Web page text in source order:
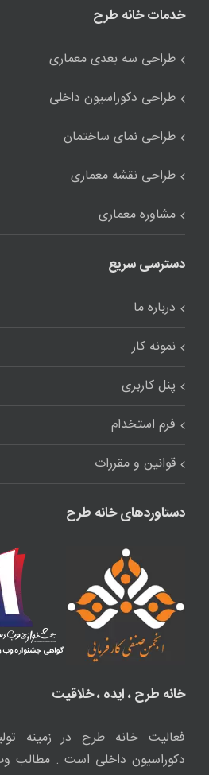
خدمات خانه طرح
طراحی سه بعدی معماری
طراحی دکوراسیون داخلی
طراحی نمای ساختمان
طراحی نقشه معماری
مشاوره معماری
دسترسی سریع
درباره ما
نمونه کار
پنل کاربری
فرم استخدام
قوانین و مقررات
دستاوردهای خانه طرح
خانه طرح ، ایده ، خلاقیت
فعالیت خانه طرح در زمینه
دکوراسیون داخلی است .